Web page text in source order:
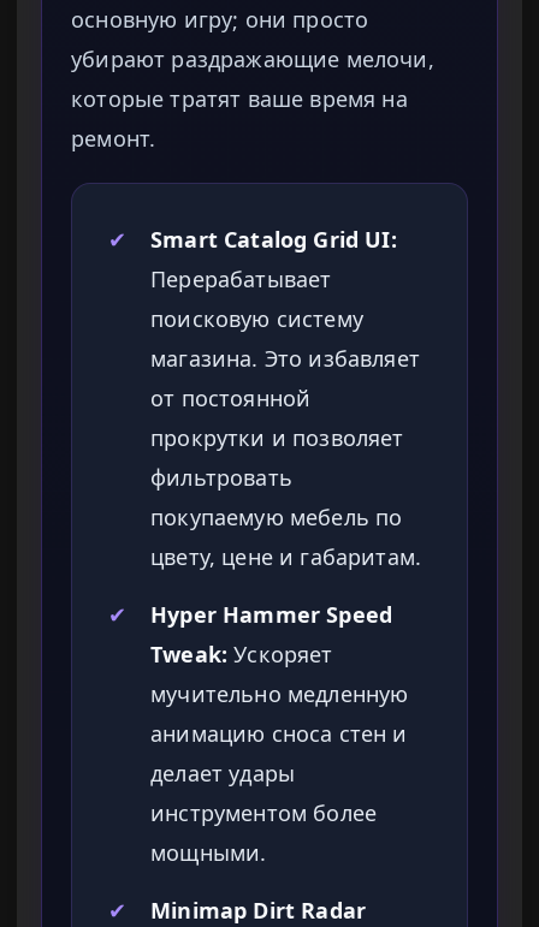
основную игру; они просто
убирают раздражающие мелочи,
которые тратят ваше время на
ремонт.
✔
Smart Catalog Grid UI:
Перерабатывает
поисковую систему
магазина. Это избавляет
от постоянной
прокрутки и позволяет
фильтровать
покупаемую мебель по
цвету, цене и габаритам.
✔
Hyper Hammer Speed
Tweak: Ускоряет
мучительно медленную
анимацию сноса стен и
делает удары
инструментом более
мощными.
✔
Minimap Dirt Radar